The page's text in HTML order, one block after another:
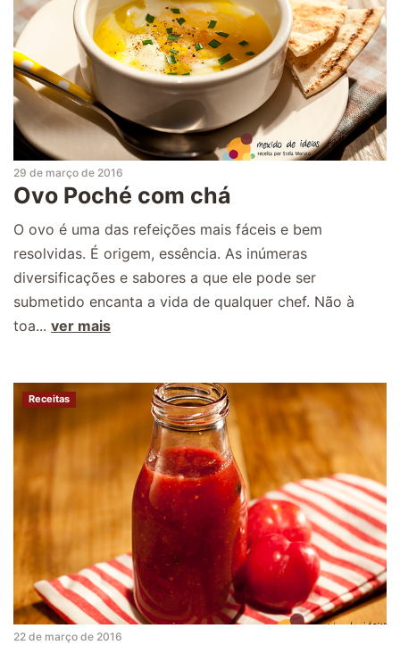
29 de março de 2016
Ovo Poché com chá
O ovo é uma das refeições mais fáceis e bem
resolvidas. É origem, essência. As inúmeras
diversificações e sabores a que ele pode ser
submetido encanta a vida de qualquer chef. Não à
toa... ver mais
Receitas
22 de março de 2016